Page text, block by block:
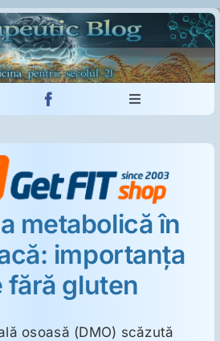
Toggle
metabolică în
importanţa
fără gluten
osoasă (DMO) scăzută